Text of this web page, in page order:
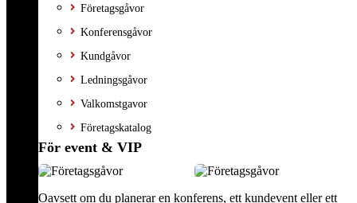
Företagsgåvor
Konferensgåvor
Kundgåvor
Ledningsgåvor
Valkomstgavor
Företagskatalog
För event & VIP
Oavsett om du planerar en konferens, ett kundevent eller ett